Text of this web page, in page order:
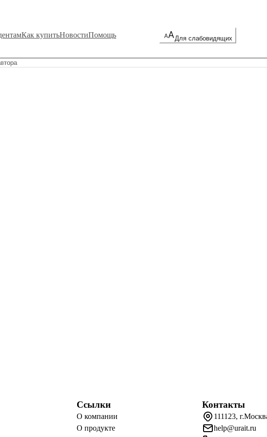
Как купитьНовостиПомощь Для слабовидящих
Ссылки
О компании
О продукте
Контакты
111123,
help@urait.ru